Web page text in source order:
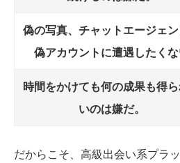
偽の写真、チャットエージェン
偽アカウントに遭遇したく
時間をかけても何の成果も得
いのは嫌だ。
だからこそ、高級出会い系プラ